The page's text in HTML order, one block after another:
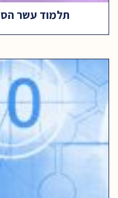
תלמוד עשר